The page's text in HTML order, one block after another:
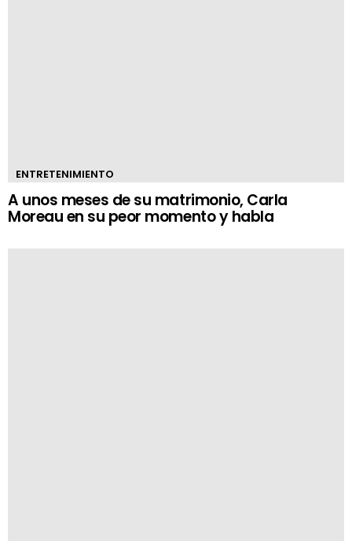
ENTRETENIMIENTO
A unos meses de su matrimonio, Carla
Moreau en su peor momento y habla